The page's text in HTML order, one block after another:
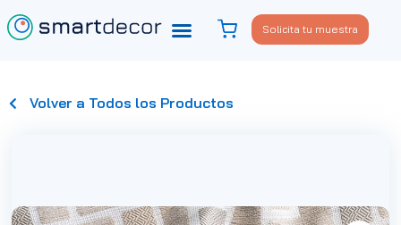
Solicita tu muestra
Volver a Todos los Productos